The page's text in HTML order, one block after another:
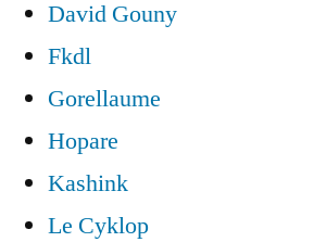
David Gouny
Fkdl
Gorellaume
Hopare
Kashink
Le Cyklop